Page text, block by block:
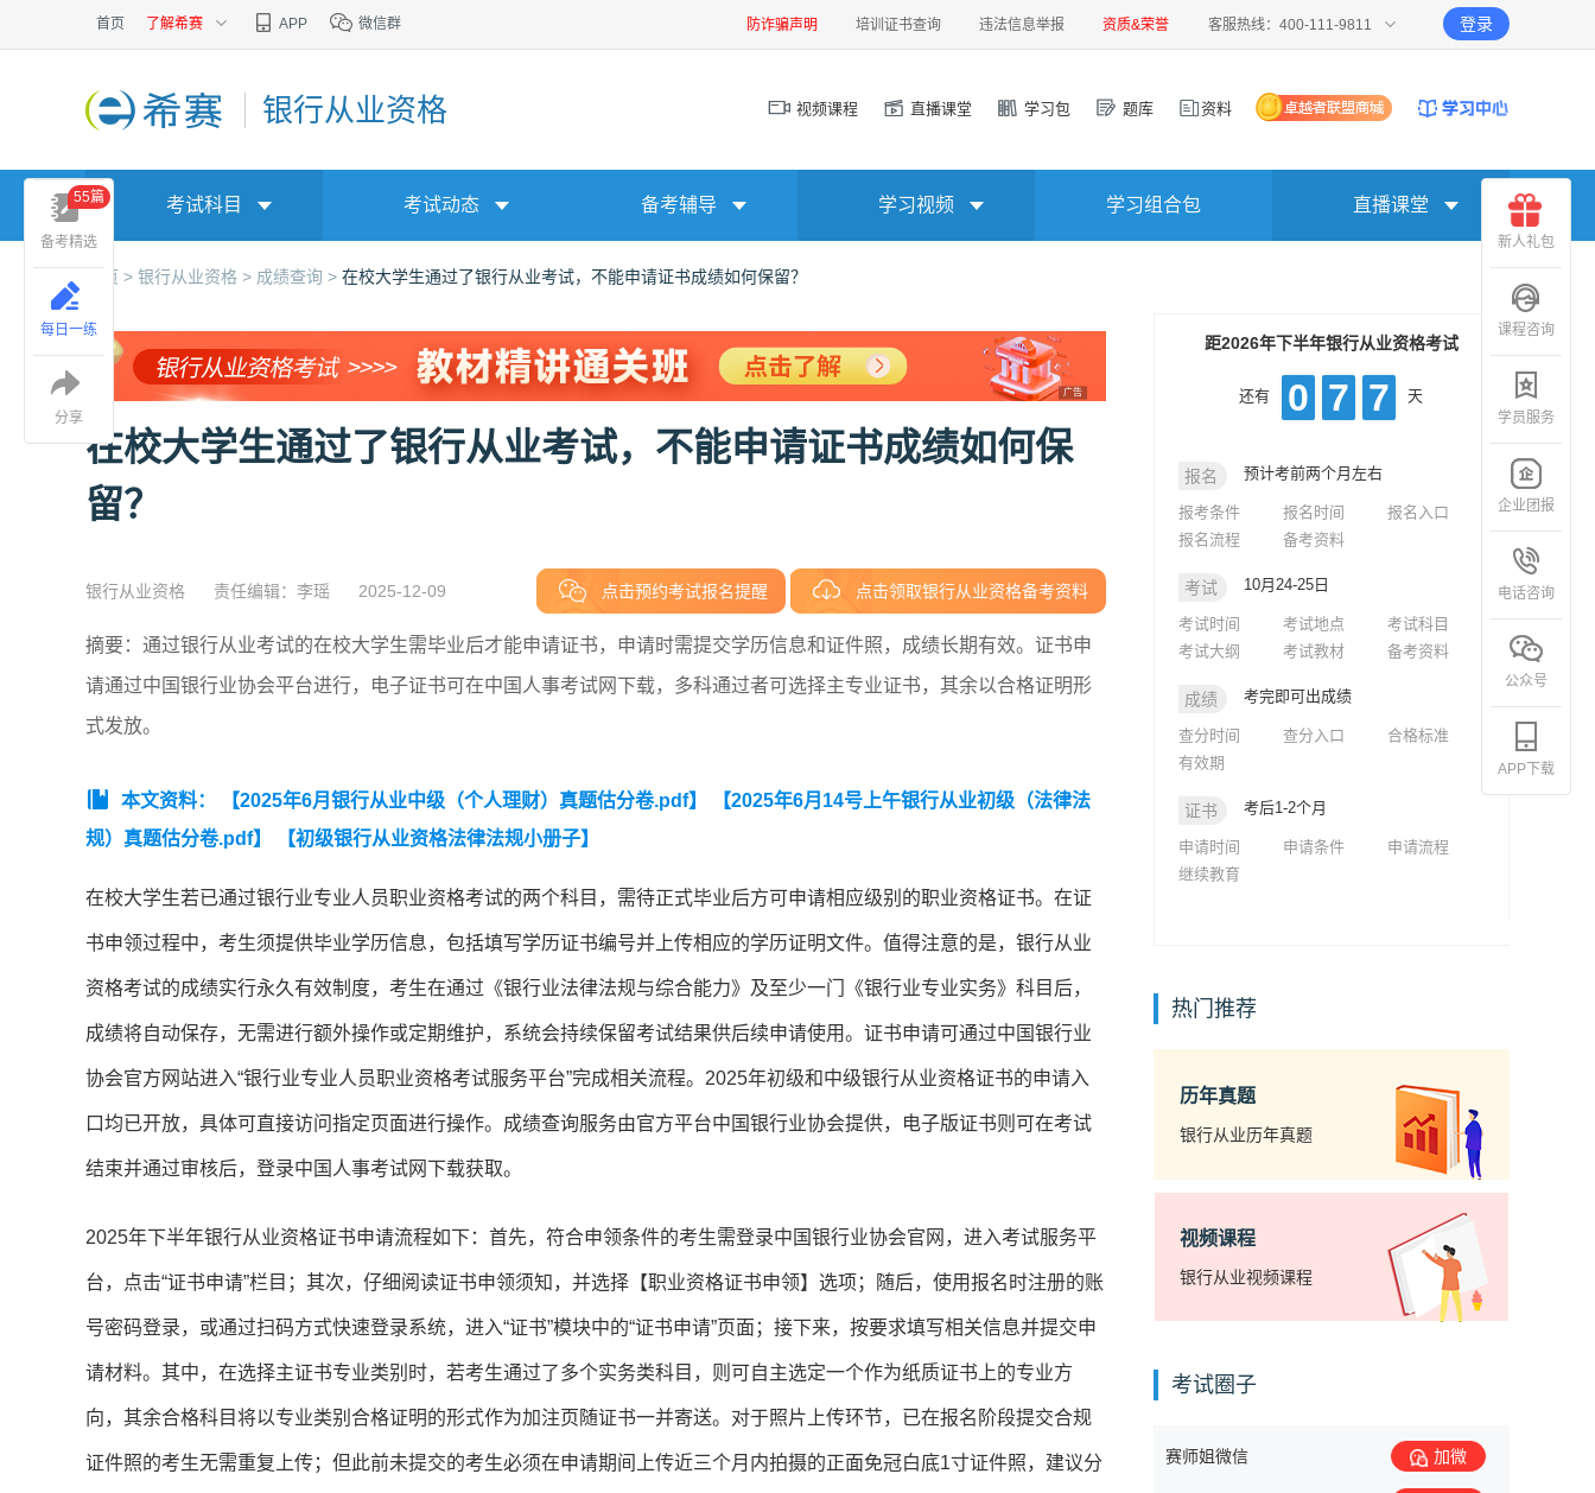
首页 了解希赛 APP 微信群 防诈骗声明 培训证书查询 违法信息举报 资质&荣誉 客服热线：400-111-9811 登录
银行从业资格 视频课程 直播课堂 学习包 题库 资料
考试科目 考试动态 备考辅导 学习视频 学习组合包 直播课堂
首页 > 银行从业资格 > 成绩查询 > 在校大学生通过了银行从业考试，不能申请证书成绩如何保留？
广告
在校大学生通过了银行从业考试，不能申请证书成绩如何保
留？
银行从业资格 责任编辑：李瑶 2025-12-09 点击预约考试报名提醒 点击领取银行从业资格备考资料
摘要：通过银行从业考试的在校大学生需毕业后才能申请证书，申请时需提交学历信息和证件照，成绩长期有效。证书申
请通过中国银行业协会平台进行，电子证书可在中国人事考试网下载，多科通过者可选择主专业证书，其余以合格证明形
式发放。
本文资料： 【2025年6月银行从业中级（个人理财）真题估分卷.pdf】
【2025年6月14号上午银行从业初级（法律法
规）真题估分卷.pdf】
【初级银行从业资格法律法规小册子】
在校大学生若已通过银行业专业人员职业资格考试的两个科目，需待正式毕业后方可申请相应级别的职业资格证书。在证
书申领过程中，考生须提供毕业学历信息，包括填写学历证书编号并上传相应的学历证明文件。值得注意的是，银行从业
资格考试的成绩实行永久有效制度，考生在通过《银行业法律法规与综合能力》及至少一门《银行业专业实务》科目后，
成绩将自动保存，无需进行额外操作或定期维护，系统会持续保留考试结果供后续申请使用。证书申请可通过中国银行业
协会官方网站进入“银行业专业人员职业资格考试服务平台”完成相关流程。2025年初级和中级银行从业资格证书的申请入
口均已开放，具体可直接访问指定页面进行操作。成绩查询服务由官方平台中国银行业协会提供，电子版证书则可在考试
结束并通过审核后，登录中国人事考试网下载获取。
2025年下半年银行从业资格证书申请流程如下：首先，符合申领条件的考生需登录中国银行业协会官网，进入考试服务平
台，点击“证书申请”栏目；其次，仔细阅读证书申领须知，并选择【职业资格证书申领】选项；随后，使用报名时注册的账
号密码登录，或通过扫码方式快速登录系统，进入“证书”模块中的“证书申请”页面；接下来，按要求填写相关信息并提交申
请材料。其中，在选择主证书专业类别时，若考生通过了多个实务类科目，则可自主选定一个作为纸质证书上的专业方
向，其余合格科目将以专业类别合格证明的形式作为加注页随证书一并寄送。对于照片上传环节，已在报名阶段提交合规
证件照的考生无需重复上传；但此前未提交的考生必须在申请期间上传近三个月内拍摄的正面免冠白底1寸证件照，建议分
距2026年下半年银行从业资格考试
还有 0 7 7 天
报名 预计考前两个月左右
报考条件 报名时间
报名入口
报名流程
备考资料
考试 10月24-25日
考试时间 考试地点
考试科目
考试大纲
考试教材 备考资料
成绩 考完即可出成绩
查分时间 查分入口
合格标准
有效期
证书 考后1-2个月
申请时间 申请条件
申请流程
继续教育
热门推荐
历年真题
银行从业历年真题
视频课程
银行从业视频课程
考试圈子
赛师姐微信 加微
备考精选
55篇
每日一练
分享
新人礼包
课程咨询
学员服务
企业团报
电话咨询
公众号
APP下载